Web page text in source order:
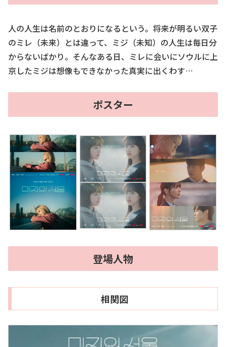
人の人生は名前のとおりになるという。将来が明るい双子
のミレ（未来）とは違って、ミジ（未知）の人生は毎日分
からないばかり。そんなある日、ミレに会いにソウルに上
京したミジは想像もできなかった真実に出くわす…
ポスター
登場人物
相関図